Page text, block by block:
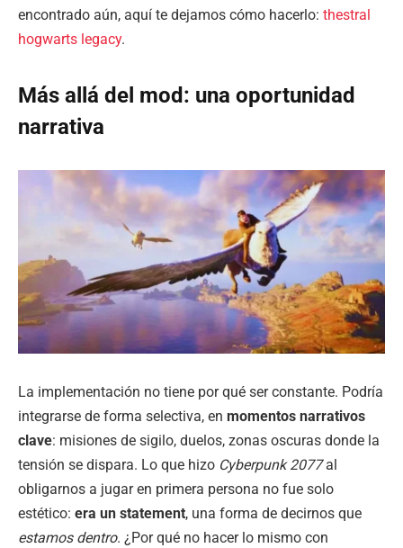
encontrado aún, aquí te dejamos cómo hacerlo: thestral
hogwarts legacy.
Más allá del mod: una oportunidad
narrativa
La implementación no tiene por qué ser constante. Podría
integrarse de forma selectiva, en momentos narrativos
clave: misiones de sigilo, duelos, zonas oscuras donde la
tensión se dispara. Lo que hizo Cyberpunk 2077al
obligarnos a jugar en primera persona no fue solo
estético: era un statement, una forma de decirnos que
estamos dentro. ¿Por qué no hacer lo mismo con